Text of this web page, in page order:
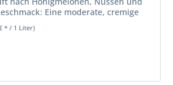
Eine moderate, cremige
süßen Früchten und...
* / 1 Liter)